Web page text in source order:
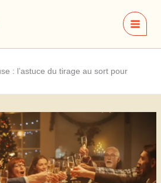
: l’astuce du tirage au sort pour